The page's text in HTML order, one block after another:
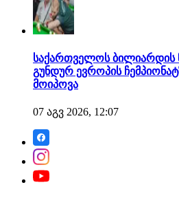
საქართველოს ბილიარდის
გუნდურ ევროპის
მოიპოვა
07 აგვ 2026, 12:07